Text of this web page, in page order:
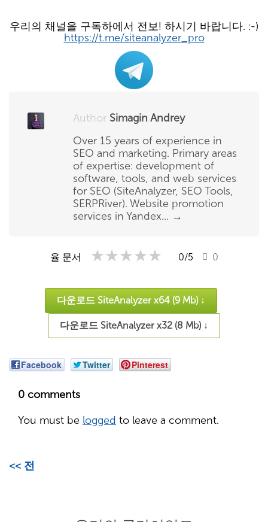
우리의 채널을 구독하에서 전보! 하시기 바랍니다. :-)
https://t.me/siteanalyzer_pro
Author Simagin Andrey
Over 15 years of experience in
SEO and marketing. Primary areas
of expertise: development of
software, tools, and web services
for SEO (SiteAnalyzer, SEO Tools,
SERPRiver). Website promotion
services in Yandex... →
율 문서 ★★★★★
★★★★★
★★★★★ 0/5 0
다운로드 SiteAnalyzer x64 (9 Mb) ↓
다운로드 SiteAnalyzer x32 (8 Mb) ↓
Facebook Twitter Pinterest
0 comments
You must be logged to leave a comment.
<< 전